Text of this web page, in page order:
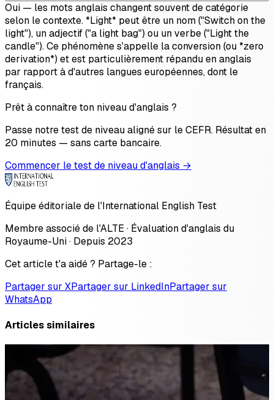
Oui — les mots anglais changent souvent de catégorie
selon le contexte. *Light* peut être un nom ("Switch on the
light"), un adjectif ("a light bag") ou un verbe ("Light the
candle"). Ce phénomène s'appelle la conversion (ou *zero
derivation*) et est particulièrement répandu en anglais
par rapport à d'autres langues européennes, dont le
français.
Prêt à connaître ton niveau d'anglais ?
Passe notre test de niveau aligné sur le CEFR. Résultat en
20 minutes — sans carte bancaire.
Commencer le test de niveau d'anglais →
Équipe éditoriale de l'International English Test
Membre associé de l'ALTE · Évaluation d'anglais du
Royaume-Uni · Depuis 2023
Cet article t'a aidé ? Partage-le :
Partager sur XPartager sur LinkedInPartager sur
WhatsApp
Articles similaires